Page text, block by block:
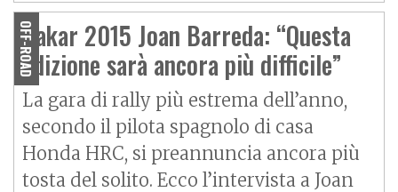
OFF-ROAD
Dakar 2015 Joan Barreda: “Questa
edizione sarà ancora più difficile”
La gara di rally più estrema dell’anno,
secondo il pilota spagnolo di casa
Honda HRC, si preannuncia ancora più
tosta del solito. Ecco l’intervista a Joan